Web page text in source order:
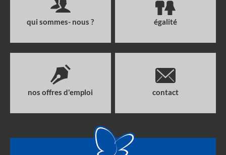
qui sommes- nous ? égalité
nos offres d'emploi contact